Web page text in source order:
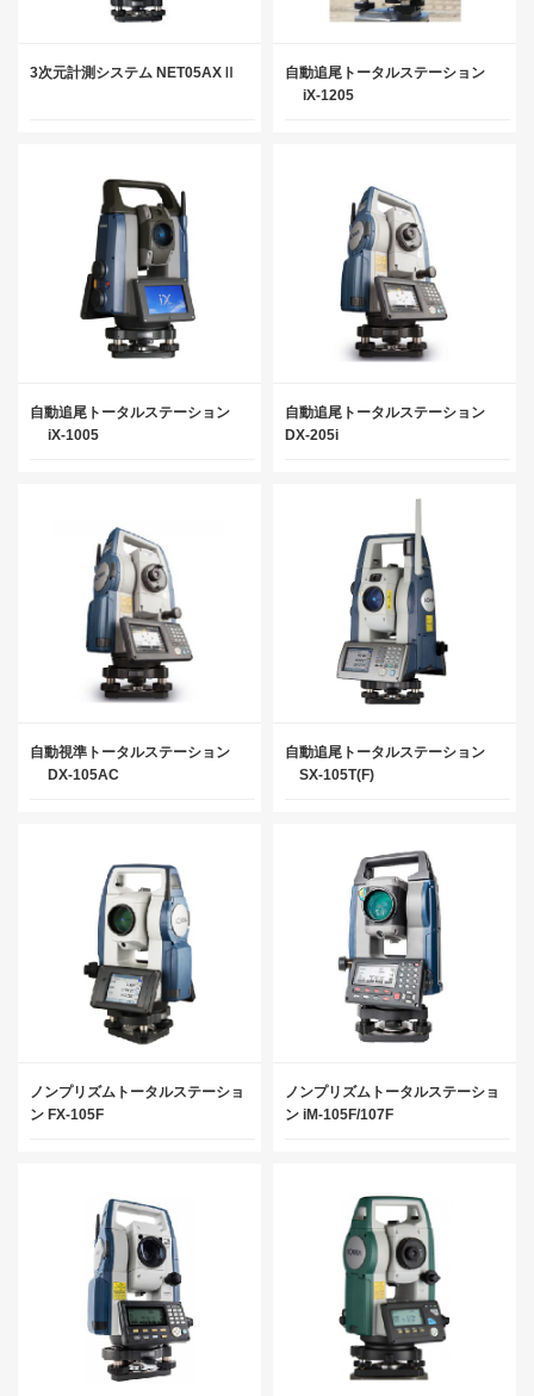
3次元計測システム NET05AXⅡ
自動追尾トータルステーション
iX-1205
自動追尾トータルステーション
iX-1005
自動追尾トータルステーション
DX-205i
自動視準トータルステーション
DX-105AC
自動追尾トータルステーション
SX-105T(F)
ノンプリズムトータルステーショ
ン FX-105F
ノンプリズムトータルステーショ
ン iM-105F/107F